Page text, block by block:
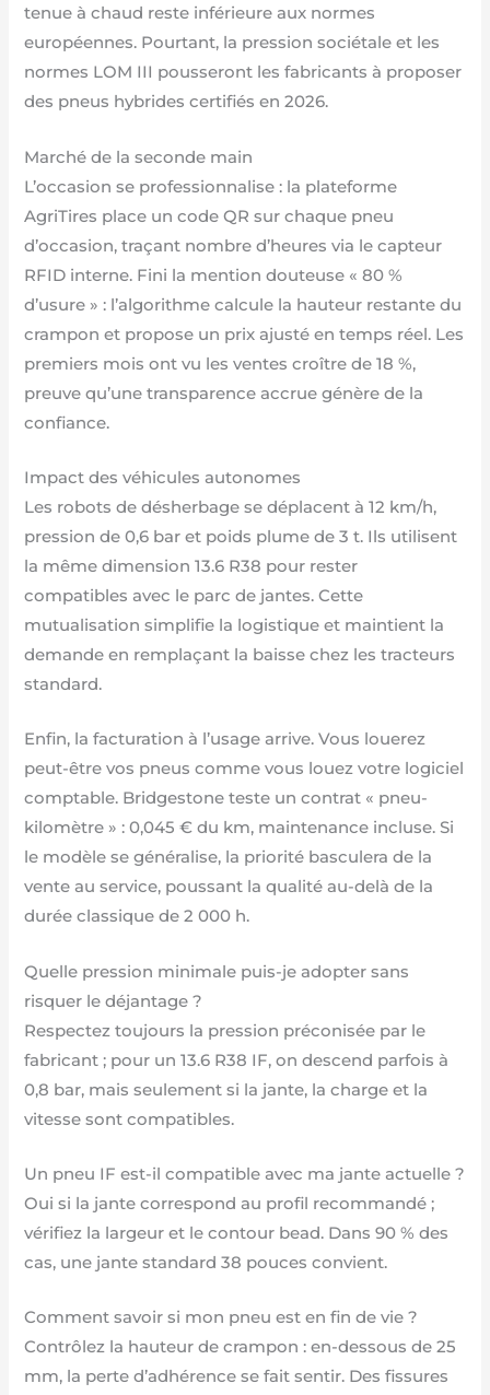
tenue à chaud reste inférieure aux normes
européennes. Pourtant, la pression sociétale et les
normes LOM III pousseront les fabricants à proposer
des pneus hybrides certifiés en 2026.
Marché de la seconde main
L’occasion se professionnalise : la plateforme
AgriTires place un code QR sur chaque pneu
d’occasion, traçant nombre d’heures via le capteur
RFID interne. Fini la mention douteuse « 80 %
d’usure » : l’algorithme calcule la hauteur restante du
crampon et propose un prix ajusté en temps réel. Les
premiers mois ont vu les ventes croître de 18 %,
preuve qu’une transparence accrue génère de la
confiance.
Impact des véhicules autonomes
Les robots de désherbage se déplacent à 12 km/h,
pression de 0,6 bar et poids plume de 3 t. Ils utilisent
la même dimension 13.6 R38 pour rester
compatibles avec le parc de jantes. Cette
mutualisation simplifie la logistique et maintient la
demande en remplaçant la baisse chez les tracteurs
standard.
Enfin, la facturation à l’usage arrive. Vous louerez
peut-être vos pneus comme vous louez votre logiciel
comptable. Bridgestone teste un contrat « pneu-
kilomètre » : 0,045 € du km, maintenance incluse. Si
le modèle se généralise, la priorité basculera de la
vente au service, poussant la qualité au-delà de la
durée classique de 2 000 h.
Quelle pression minimale puis-je adopter sans
risquer le déjantage ?
Respectez toujours la pression préconisée par le
fabricant ; pour un 13.6 R38 IF, on descend parfois à
0,8 bar, mais seulement si la jante, la charge et la
vitesse sont compatibles.
Un pneu IF est-il compatible avec ma jante actuelle ?
Oui si la jante correspond au profil recommandé ;
vérifiez la largeur et le contour bead. Dans 90 % des
cas, une jante standard 38 pouces convient.
Comment savoir si mon pneu est en fin de vie ?
Contrôlez la hauteur de crampon : en-dessous de 25
mm, la perte d’adhérence se fait sentir. Des fissures